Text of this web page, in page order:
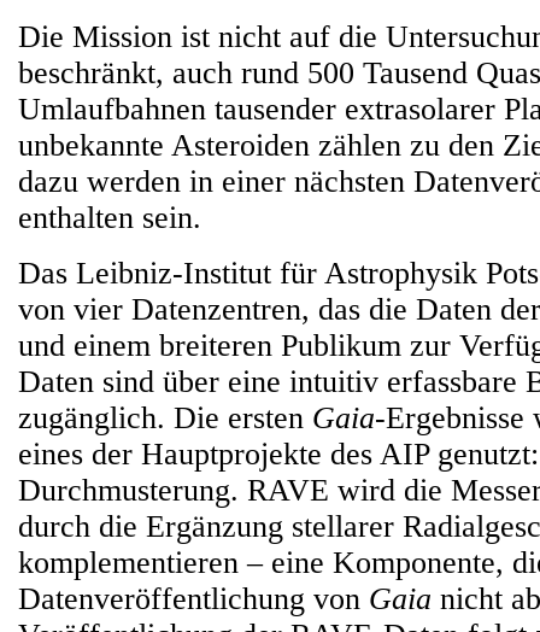
Die Mission ist nicht auf die
beschränkt, auch rund 500 Tausend
Umlaufbahnen tausender extrasolarer
unbekannte Asteroiden zählen zu den
dazu werden in einer nächsten
enthalten sein.
Das Leibniz-Institut für Astrophysik
von vier Datenzentren, das die Daten
und einem breiteren Publikum zur
Daten sind über eine intuitiv erfassbare
zugänglich. Die ersten Gaia-Ergebnisse
eines der Hauptprojekte des AIP
Durchmusterung. RAVE wird die
durch die Ergänzung stellarer
komplementieren – eine Komponente,
Datenveröffentlichung von Gaia nicht